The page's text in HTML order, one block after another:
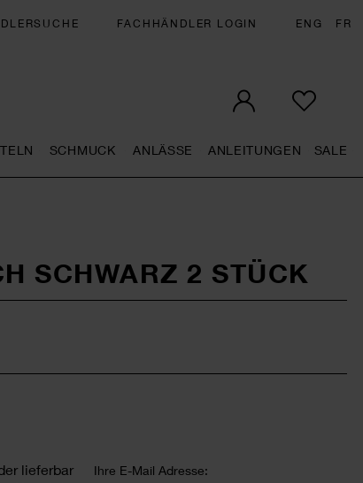
FACHHÄNDLER LOGIN ENG FR
SCHMUCK ANLÄSSE ANLEITUNGEN SALE
SCHWARZ 2 STÜCK
lieferbar
Ihre E-Mail Adresse: